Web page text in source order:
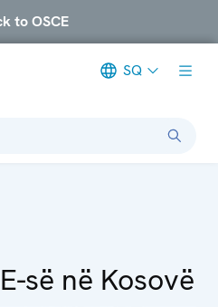
to OSCE
SQ
së në Kosovë